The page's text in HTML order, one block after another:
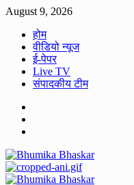
Skip
content
August 9, 2026
होम
वीडियो न्यूज
ई-पेपर
Live TV
संपादकीय टीम
Primary